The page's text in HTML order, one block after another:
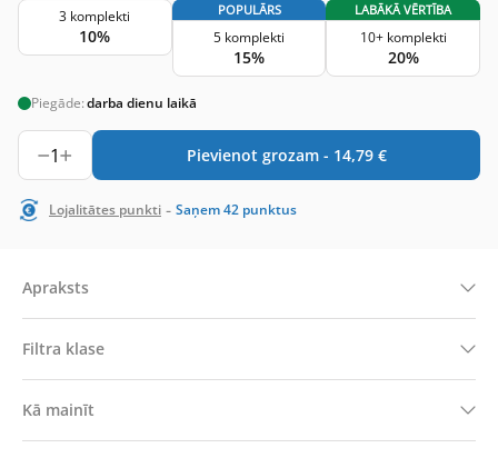
3 komplekti
10%
POPULĀRS
5 komplekti
15%
LABĀKĀ VĒRTĪBA
10+ komplekti
20%
Piegāde:darba dienu laikā
1 Pievienot grozam - 14,79 €
Lojalitātes punkti - Saņem42 punktus
Apraksts
Filtra klase
Kā mainīt